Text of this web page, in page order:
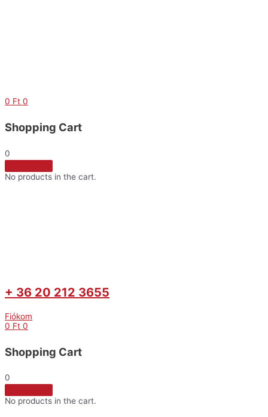
0 Ft 0
Shopping Cart
0
No products in the cart.
+ 36 20 212 3655
Fiókom
0 Ft 0
Shopping Cart
0
No products in the cart.